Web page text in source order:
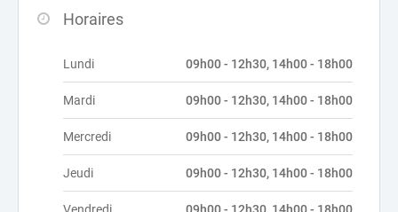
Horaires
Lundi 09h00 - 12h30, 14h00 - 18h00
Mardi 09h00 - 12h30, 14h00 - 18h00
Mercredi 09h00 - 12h30, 14h00 - 18h00
Jeudi 09h00 - 12h30, 14h00 - 18h00